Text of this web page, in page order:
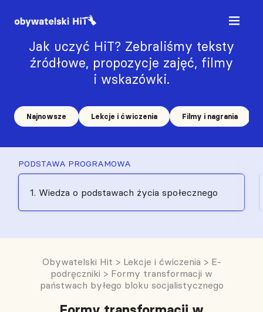
Jak uczyć HiT? Zebraliśmy teksty
źródłowe, propozycje zajęć, filmy
i wskazówki.
Najnowsze Lekcje i ćwiczenia Filmy i nagrania
PODSTAWA PROGRAMOWA
1. Wiedza o podstawach życia społecznego
Obywatelski Hit > Lekcje i ćwiczenia > E-
podręczniki > Formy transformacji w
państwach byłego bloku socjalistycznego